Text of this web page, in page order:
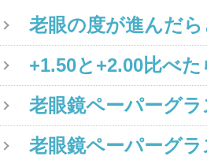
老眼の度が進んだ
+1.50と+2.00比べ
老眼鏡ペーパーグ
老眼鏡ペーパーグ